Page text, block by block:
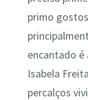
primo
encantado
Isabela
percalços